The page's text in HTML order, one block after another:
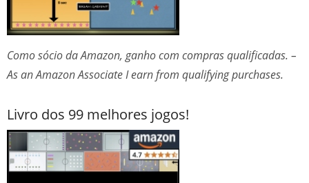
Como sócio da Amazon, ganho com compras qualificadas. –
As an Amazon Associate I earn from qualifying purchases.
Livro dos 99 melhores jogos!